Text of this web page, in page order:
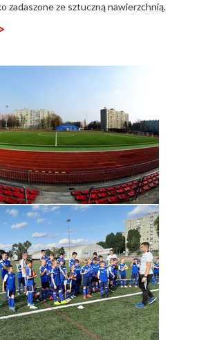
zadaszone ze sztuczną nawierzchnią.